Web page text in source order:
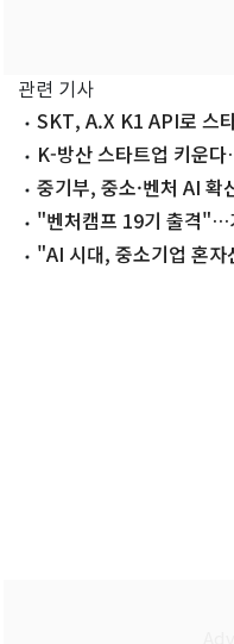
관련 기사
SKT, A.X K1 API로 스
협력K-방산 스타트업 키운
지원중기부, 중소·벤처 AI
"벤처캠프 19기 출격"…
레이터'로
"AI 시대, 중소기업 혼